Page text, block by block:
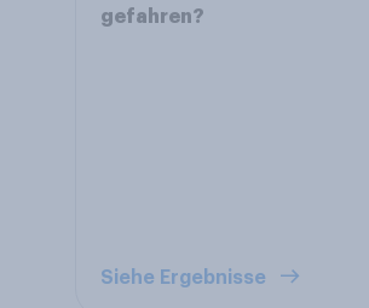
gefahren?
Siehe Ergebnisse